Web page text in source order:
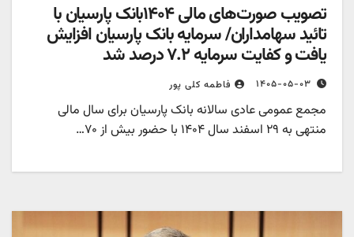
تصویب صورت‌های مالی ۱۴۰۴بانک پارسیان با
تائید سهامداران/ سرمایه بانک پارسیان افزایش
یافت و کفایت سرمایه ۷.۲ درصد شد
۱۴۰۵-۰۵-۰۳ فاطمه کلی پور
مجمع عمومی عادی سالانه بانک پارسیان برای سال مالی
منتهی به ۲۹‌ اسفند سال ۱۴۰۴ با حضور بیش از ۷۰…